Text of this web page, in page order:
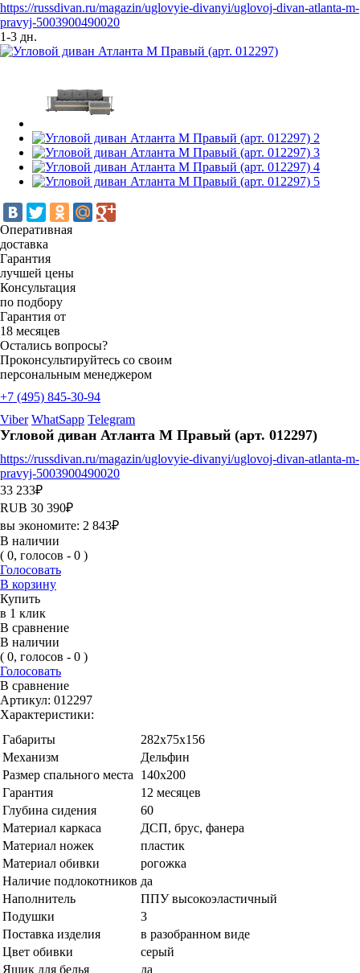
https://russdivan.ru/magazin/uglovyie-divanyi/uglovoj-divan-atlanta-m-
pravyj-5003900490020
1-3 дн.
Оперативная
доставка
Гарантия
лучшей цены
Консультация
по подбору
Гарантия от
18 месяцев
Остались вопросы?
Проконсультируйтесь со своим
персональным менеджером
+7 (495) 845-30-94
Viber WhatSapp Telegram
Угловой диван Атланта М Правый (арт. 012297)
https://russdivan.ru/magazin/uglovyie-divanyi/uglovoj-divan-atlanta-m-
pravyj-5003900490020
33 233₽
RUB 30 390₽
вы экономите: 2 843₽
В наличии
( 0, голосов - 0 )
Голосовать
В корзину
Купить
в 1 клик
В сравнение
В наличии
( 0, голосов - 0 )
Голосовать
В сравнение
Артикул: 012297
Характеристики:
Габариты
282х75х156
Механизм
Дельфин
Размер спального места
140х200
Гарантия
12 месяцев
Глубина сидения
60
Материал каркаса
ДСП, брус, фанера
Материал ножек
пластик
Материал обивки
рогожка
Наличие подлокотников да
Наполнитель
ППУ высокоэластичный
Подушки
3
Поставка изделия
в разобранном виде
Цвет обивки
серый
Ящик для белья
да